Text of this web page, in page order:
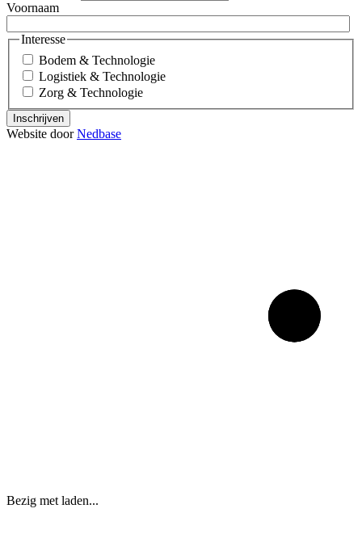
Voornaam
Interesse
Bodem & Technologie
Logistiek & Technologie
Zorg & Technologie
Inschrijven
Website doorNedbase
Bezig met laden...